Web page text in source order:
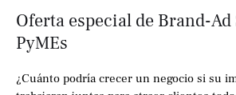
Oferta especial de Brand-
PyMEs
¿Cuánto podría crecer un negocio si su